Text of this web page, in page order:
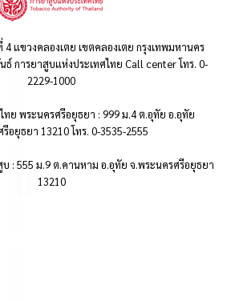
แขวงคลองเตย เขตคลองเตย กรุงเทพมหานคร
การยาสูบแห่งประเทศไทย Call center โทร. 0-
2229-1000
ทย พระนครศรีอยุธยา : 999 ม.4 ต.อุทัย อ.อุทัย
อยุธยา 13210 โทร. 0-3535-2555
: 555 ม.9 ต.คานหาม อ.อุทัย จ.พระนครศรีอยุธยา
13210